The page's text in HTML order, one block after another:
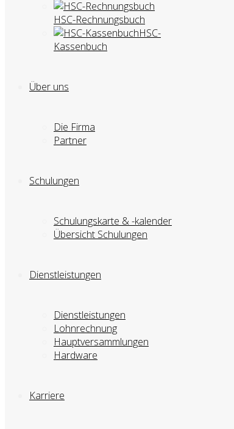
HSC-Rechnungsbuch
HSC-
Kassenbuch
Über uns
Die Firma
Partner
Schulungen
Schulungskarte & -kalender
Übersicht Schulungen
Dienstleistungen
Dienstleistungen
Lohnrechnung
Hauptversammlungen
Hardware
Karriere